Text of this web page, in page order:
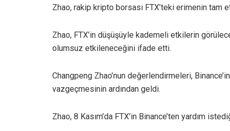
Zhao, rakip kripto borsası FTX’teki erimenin
Zhao, FTX’in düşüşüyle kademeli etkilerin
olumsuz etkileneceğini ifade etti.
Changpeng Zhao’nun değerlendirmeleri,
vazgeçmesinin ardından geldi.
Zhao, 8 Kasım’da FTX’in Binance’ten yardım